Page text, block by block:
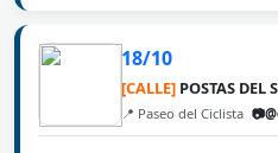
18/10
[CALLE] POSTAS DEL
📍 Paseo del Ciclista